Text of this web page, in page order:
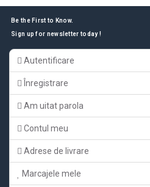
Be the First to Know.
Sign up for newsletter today !
Autentificare
Înregistrare
Am uitat parola
Contul meu
Adrese de livrare
Marcajele mele